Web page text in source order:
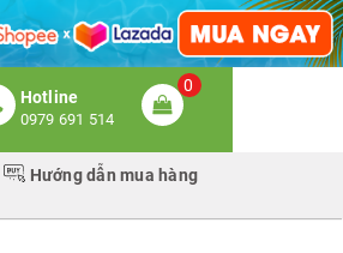
Hotline
0979 691 514
0
Hướng dẫn mua hàng